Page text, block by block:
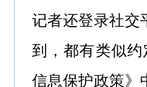
记者还登录社交
到，都有类似
信息保护政策》